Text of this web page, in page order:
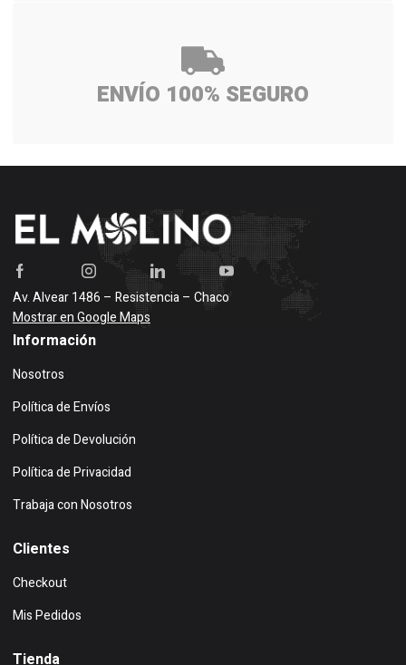
ENVÍO 100% SEGURO
Av. Alvear 1486 – Resistencia – Chaco
Mostrar en Google Maps
Información
Nosotros
Política de Envíos
Política de Devolución
Política de Privacidad
Trabaja con Nosotros
Clientes
Checkout
Mis Pedidos
Tienda